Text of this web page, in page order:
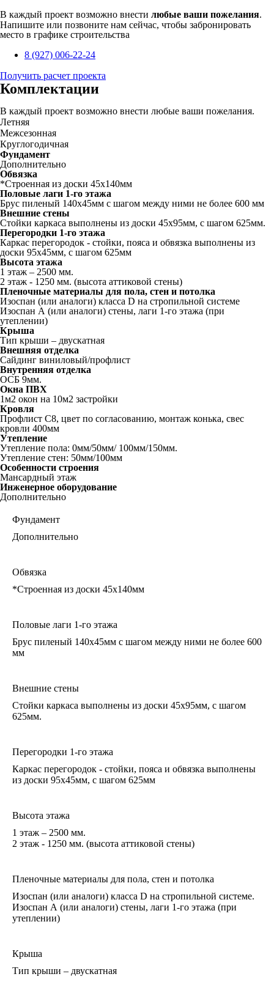
В каждый проект возможно внести любые ваши пожелания.
Напишите или позвоните нам сейчас, чтобы забронировать
место в графике строительства
8 (927) 006-22-24
Получить расчет проекта
Комплектации
В каждый проект возможно внести любые ваши пожелания.
Летняя
Межсезонная
Круглогодичная
Фундамент
Дополнительно
Обвязка
*Строенная из доски 45х140мм
Половые лаги 1-го этажа
Брус пиленый 140x45мм с шагом между ними не более 600 мм
Внешние стены
Стойки каркаса выполнены из доски 45х95мм, с шагом 625мм.
Перегородки 1-го этажа
Каркас перегородок - стойки, пояса и обвязка выполнены из
доски 95х45мм, с шагом 625мм
Высота этажа
1 этаж – 2500 мм.
2 этаж - 1250 мм. (высота аттиковой стены)
Пленочные материалы для пола, стен и потолка
Изоспан (или аналоги) класса D на стропильной системе
Изоспан А (или аналоги) стены, лаги 1-го этажа (при
утеплении)
Крыша
Тип крыши – двускатная
Внешняя отделка
Сайдинг виниловый/профлист
Внутренняя отделка
ОСБ 9мм.
Окна ПВХ
1м2 окон на 10м2 застройки
Кровля
Профлист С8, цвет по согласованию, монтаж конька, свес
кровли 400мм
Утепление
Утепление пола: 0мм/50мм/ 100мм/150мм.
Утепление стен: 50мм/100мм
Особенности строения
Мансардный этаж
Инженерное оборудование
Дополнительно
Фундамент
Дополнительно
Обвязка
*Строенная из доски 45х140мм
Половые лаги 1-го этажа
Брус пиленый 140x45мм с шагом между ними не более 600
мм
Внешние стены
Стойки каркаса выполнены из доски 45х95мм, с шагом
625мм.
Перегородки 1-го этажа
Каркас перегородок - стойки, пояса и обвязка выполнены
из доски 95х45мм, с шагом 625мм
Высота этажа
1 этаж – 2500 мм.
2 этаж - 1250 мм. (высота аттиковой стены)
Пленочные материалы для пола, стен и потолка
Изоспан (или аналоги) класса D на стропильной системе.
Изоспан А (или аналоги) стены, лаги 1-го этажа (при
утеплении)
Крыша
Тип крыши – двускатная